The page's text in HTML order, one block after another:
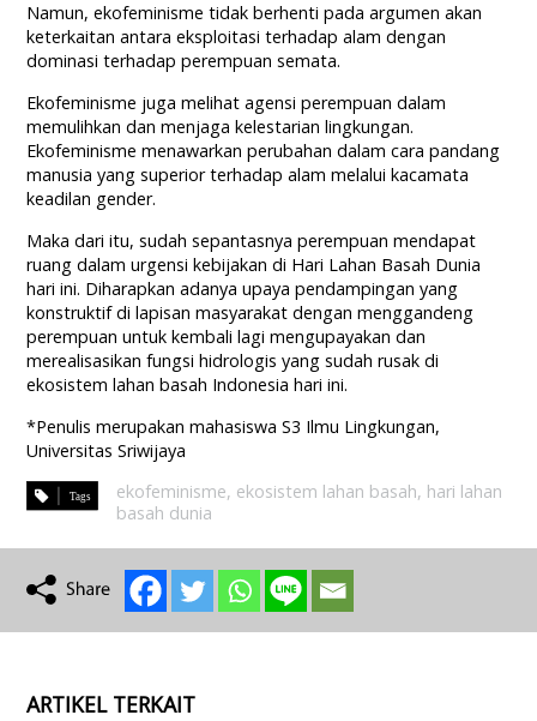
Namun, ekofeminisme tidak berhenti pada argumen akan
keterkaitan antara eksploitasi terhadap alam dengan
dominasi terhadap perempuan semata.
Ekofeminisme juga melihat agensi perempuan dalam
memulihkan dan menjaga kelestarian lingkungan.
Ekofeminisme menawarkan perubahan dalam cara pandang
manusia yang superior terhadap alam melalui kacamata
keadilan gender.
Maka dari itu, sudah sepantasnya perempuan mendapat
ruang dalam urgensi kebijakan di Hari Lahan Basah Dunia
hari ini. Diharapkan adanya upaya pendampingan yang
konstruktif di lapisan masyarakat dengan menggandeng
perempuan untuk kembali lagi mengupayakan dan
merealisasikan fungsi hidrologis yang sudah rusak di
ekosistem lahan basah Indonesia hari ini.
*Penulis merupakan mahasiswa S3 Ilmu Lingkungan,
Universitas Sriwijaya
ekofeminisme, ekosistem lahan basah, hari lahan
basah dunia
ARTIKEL TERKAIT